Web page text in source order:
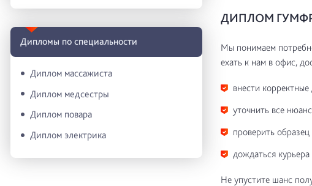
Дипломы по специальности
Диплом массажиста
Диплом медсестры
Диплом повара
Диплом электрика
ДИПЛОМ
Мы понимаем
ехать к нам в офис,
внести
уточнить все
проверить
дождаться курьера
Не упустите шанс